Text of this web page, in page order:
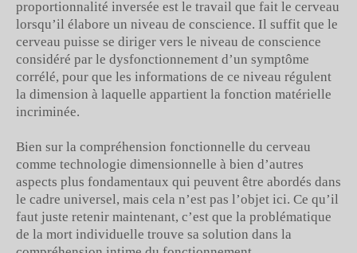
proportionnalité inversée est le travail que fait le cerveau
lorsqu’il élabore un niveau de conscience. Il suffit que le
cerveau puisse se diriger vers le niveau de conscience
considéré par le dysfonctionnement d’un symptôme
corrélé, pour que les informations de ce niveau régulent
la dimension à laquelle appartient la fonction matérielle
incriminée.
Bien sur la compréhension fonctionnelle du cerveau
comme technologie dimensionnelle à bien d’autres
aspects plus fondamentaux qui peuvent être abordés dans
le cadre universel, mais cela n’est pas l’objet ici. Ce qu’il
faut juste retenir maintenant, c’est que la problématique
de la mort individuelle trouve sa solution dans la